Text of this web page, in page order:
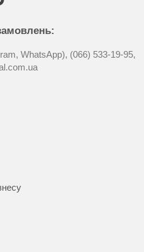
WhatsApp), (066) 533-19-95,